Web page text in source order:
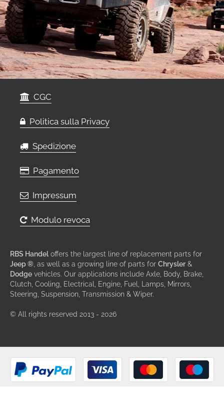
CGC
Politica sulla Privacy
Spedizione
Pagamento
Impressum
Modulo revoca
RBS Handel offers the largest line of replacement parts for
Jeep ® , as well as a growing line of parts for Chrysler &
Dodge vehicles. Our applications include Axle, Body, Brake,
Clutch, Cooling, Electrical, Engine, Fuel, Lamps, Mirrors,
Steering, Suspension, Transmission & Wiper.
© All rights reserved 2013 - 2026